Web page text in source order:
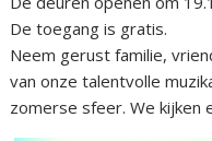
De toegang is gratis.
Neem gerust familie,
van onze talentvolle
zomerse sfeer. We kijken